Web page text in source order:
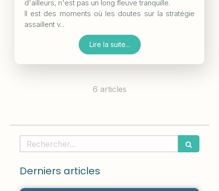
d'ailleurs, n'est pas un long fleuve tranquille.
Il est des moments où les doutes sur la stratégie
assaillent v...
Lire la suite...
6 articles
Rechercher
Derniers articles